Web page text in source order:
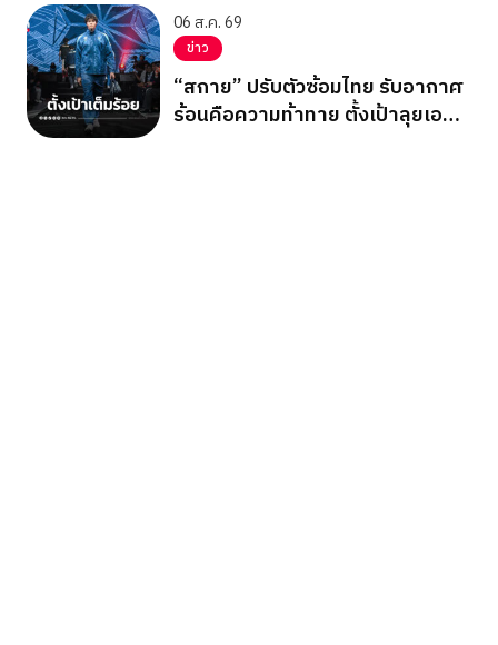
06 ส.ค. 69
ข่าว
“สกาย” ปรับตัวซ้อมไทย รับอากาศ
ร้อนคือความท้าทาย ตั้งเป้าลุยเอ